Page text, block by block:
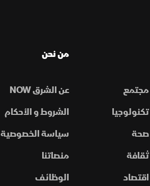
مجتمع
تكنولوجيا
صحة
ثقافة
اقتصاد
من نحن
عن الشرق NOW
الشروط و الأحكام
سياسة الخصوصية
منصاتنا
الوظائف